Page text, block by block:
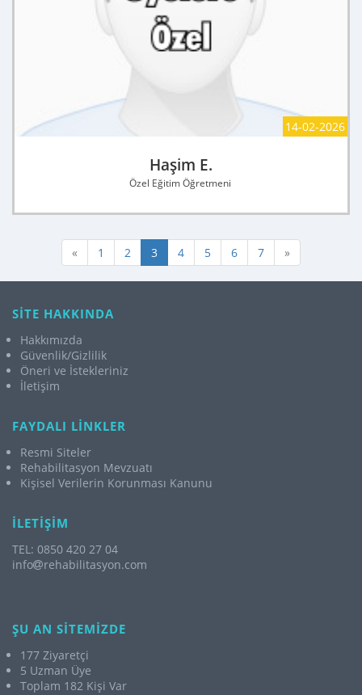
14-02-2026
Haşim E.
Özel Eğitim Öğretmeni
« 1 2 3 4 5 6 7 »
SİTE HAKKINDA
Hakkımızda
Güvenlik/Gizlilik
Öneri ve İstekleriniz
İletişim
FAYDALI LİNKLER
Resmi Siteler
Rehabilitasyon Mevzuatı
Kişisel Verilerin Korunması Kanunu
İLETİŞİM
TEL: 0850 420 27 04
info
rehabilitasyon.com
ŞU AN SİTEMİZDE
177 Ziyaretçi
5 Uzman Üye
Toplam 182 Kişi Var